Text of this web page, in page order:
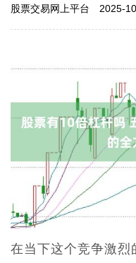
股票交易网上平台 2025-
在当下这个竞争激烈